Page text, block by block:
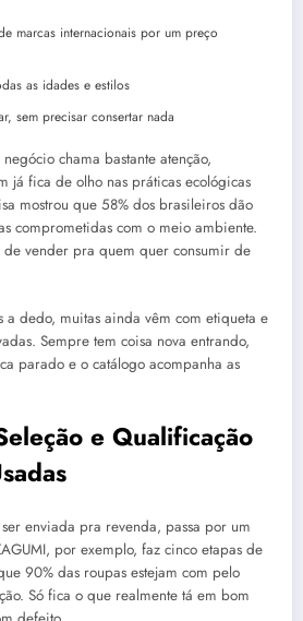
marcas internacionais por um preço
as idades e estilos
sem precisar consertar nada
chama bastante atenção,
já fica de olho nas práticas ecológicas
mostrou que 58% dos brasileiros dão
comprometidas com o meio ambiente.
de vender pra quem quer consumir de
a dedo, muitas ainda vêm com etiqueta e
Sempre tem coisa nova entrando,
parado e o catálogo acompanha as
e Qualificação
enviada pra revenda, passa por um
por exemplo, faz cinco etapas de
90% das roupas estejam com pelo
Só fica o que realmente tá em bom